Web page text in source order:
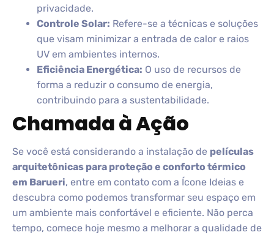
privacidade.
Controle Solar: Refere-se a técnicas e soluções
que visam minimizar a entrada de calor e raios
UV em ambientes internos.
Eficiência Energética: O uso de recursos de
forma a reduzir o consumo de energia,
contribuindo para a sustentabilidade.
Chamada à Ação
Se você está considerando a instalação de películas
arquitetônicas para proteção e conforto térmico
em Barueri, entre em contato com a Ícone Ideias e
descubra como podemos transformar seu espaço em
um ambiente mais confortável e eficiente. Não perca
tempo, comece hoje mesmo a melhorar a qualidade de